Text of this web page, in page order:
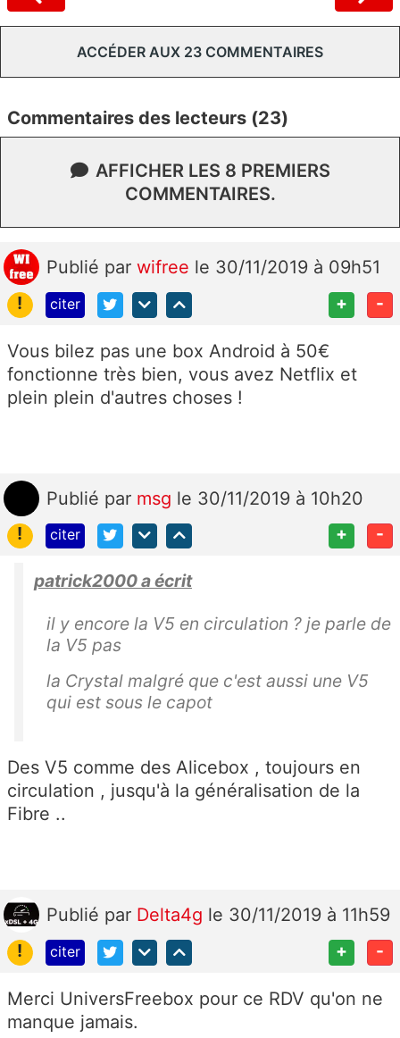
ACCÉDER AUX 23 COMMENTAIRES
Commentaires des lecteurs (23)
AFFICHER LES 8 PREMIERS
COMMENTAIRES.
Publié par wifree le 30/11/2019 à 09h51
!
citer + -
Vous bilez pas une box Android à 50€
fonctionne très bien, vous avez Netflix et
plein plein d'autres choses !
Publié par msg le 30/11/2019 à 10h20
!
citer + -
patrick2000 a écrit
il y encore la V5 en circulation ? je parle de
la V5 pas
la Crystal malgré que c'est aussi une V5
qui est sous le capot
Des V5 comme des Alicebox , toujours en
circulation , jusqu'à la généralisation de la
Fibre ..
Publié par Delta4g le 30/11/2019 à 11h59
!
citer + -
Merci UniversFreebox pour ce RDV qu'on ne
manque jamais.